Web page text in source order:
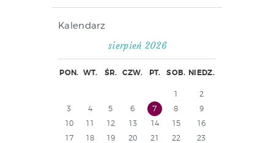
Kalendarz
sierpień 2026
PON. WT. ŚR. CZW. PT. SOB. NIEDZ.
1
2
3
4 5 6 7 8
9
10
11 12 13 14 15
16
17
18 19 20 21 22
23